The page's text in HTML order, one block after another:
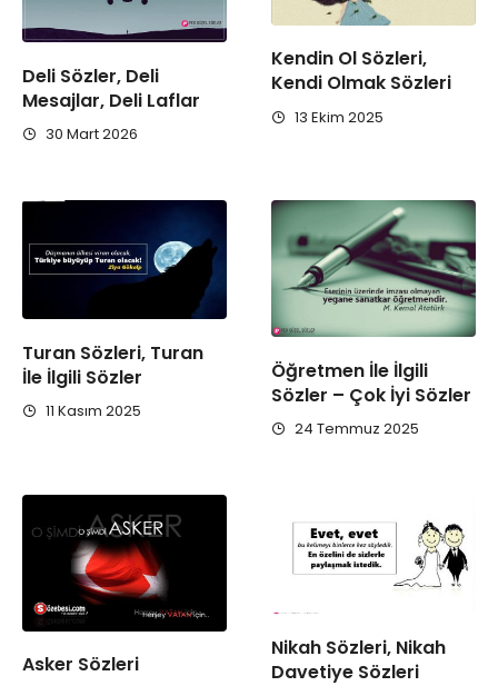
Deli Sözler, Deli
Mesajlar, Deli Laflar
30 Mart 2026
Kendin Ol Sözleri,
Kendi Olmak Sözleri
13 Ekim 2025
Turan Sözleri, Turan
İle İlgili Sözler
11 Kasım 2025
Öğretmen İle İlgili
Sözler – Çok İyi Sözler
24 Temmuz 2025
Asker Sözleri
Nikah Sözleri, Nikah
Davetiye Sözleri